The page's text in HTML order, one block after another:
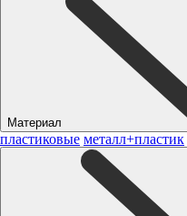
Материал
пластиковые металл+пластик